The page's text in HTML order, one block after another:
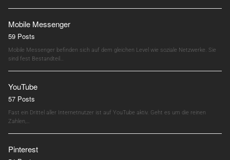
Mobile Messenger
59 Posts
Mobile Messenger befinden sich auf dem gleichen Level wie soziale Netzwerke. Sie
sind fest Bestandteil…
YouTube
57 Posts
Fast ein Drittel aller Internetnutzer ist auf YouTube aktiv. Geht es um die reinen
Zahlen,…
Pinterest